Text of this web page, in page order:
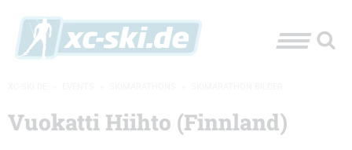
Vuokatti Hiihto (Finnland)